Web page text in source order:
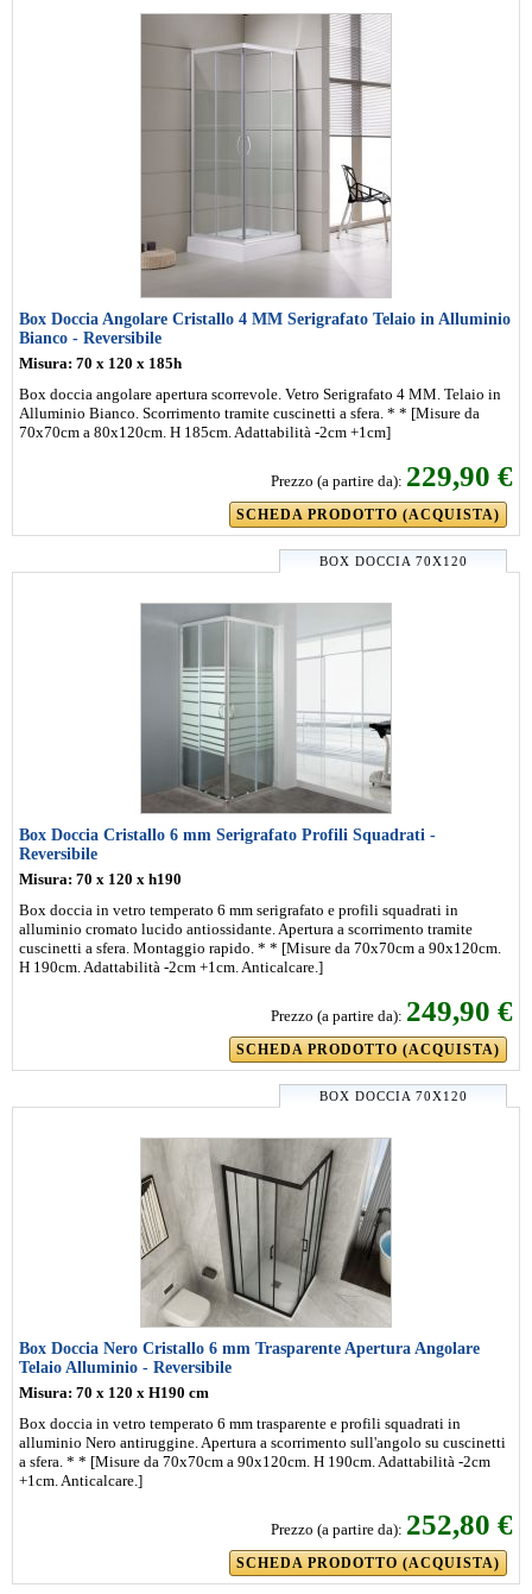
Box Doccia Angolare Cristallo 4 MM Serigrafato Telaio in Alluminio
Bianco - Reversibile
Misura: 70 x 120 x 185h
Box doccia angolare apertura scorrevole. Vetro Serigrafato 4 MM. Telaio in
Alluminio Bianco. Scorrimento tramite cuscinetti a sfera. * * [Misure da
70x70cm a 80x120cm. H 185cm. Adattabilità -2cm +1cm]
Prezzo (a partire da): 229,90 €
SCHEDA PRODOTTO (ACQUISTA)
BOX DOCCIA 70X120
Box Doccia Cristallo 6 mm Serigrafato Profili Squadrati -
Reversibile
Misura: 70 x 120 x h190
Box doccia in vetro temperato 6 mm serigrafato e profili squadrati in
alluminio cromato lucido antiossidante. Apertura a scorrimento tramite
cuscinetti a sfera. Montaggio rapido. * * [Misure da 70x70cm a 90x120cm.
H 190cm. Adattabilità -2cm +1cm. Anticalcare.]
Prezzo (a partire da): 249,90 €
SCHEDA PRODOTTO (ACQUISTA)
BOX DOCCIA 70X120
Box Doccia Nero Cristallo 6 mm Trasparente Apertura Angolare
Telaio Alluminio - Reversibile
Misura: 70 x 120 x H190 cm
Box doccia in vetro temperato 6 mm trasparente e profili squadrati in
alluminio Nero antiruggine. Apertura a scorrimento sull'angolo su cuscinetti
a sfera. * * [Misure da 70x70cm a 90x120cm. H 190cm. Adattabilità -2cm
+1cm. Anticalcare.]
Prezzo (a partire da): 252,80 €
SCHEDA PRODOTTO (ACQUISTA)